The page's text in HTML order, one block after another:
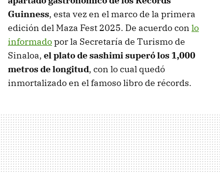
Guinness, esta vez en el marco de la primera
edición del Maza Fest 2025. De acuerdo con lo
informadopor la Secretaría de Turismo de
Sinaloa, el plato de sashimi superó los 1,000
metros de longitud, con lo cual quedó
inmortalizado en el famoso libro de récords.